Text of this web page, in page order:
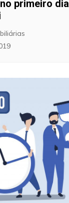
primeiro dia